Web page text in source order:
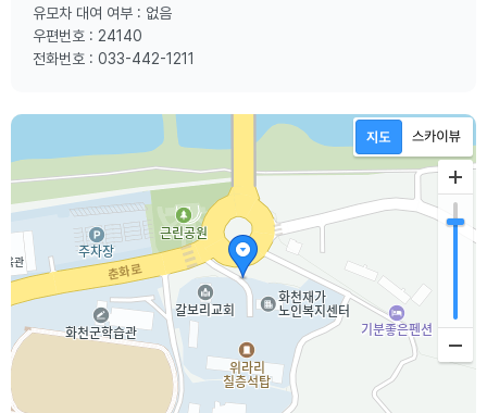
유모차 대여 여부 : 없음
우편번호 : 24140
전화번호 : 033-442-1211